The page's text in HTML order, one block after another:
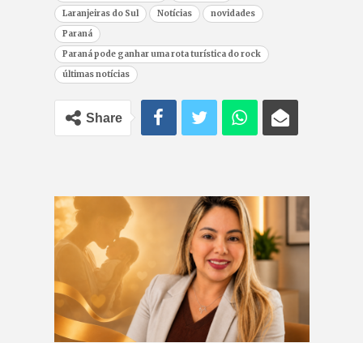
Laranjeiras do Sul
Notícias
novidades
Paraná
Paraná pode ganhar uma rota turística do rock
últimas notícias
Share